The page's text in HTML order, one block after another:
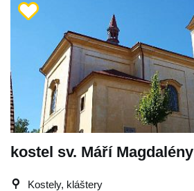
kostel sv. Máří Magdalény
Kostely, kláštery